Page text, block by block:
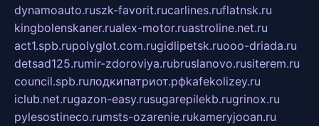
dynamoauto.ruszk-favorit.rucarlines.ruflatnsk.ru
kingbolenskaner.rualex-motor.ruastroline.net.ru
act1.spb.rupolyglot.com.rugidlipetsk.ruooo-driada.ru
detsad125.rumir-zdoroviya.rubruslanovo.rusiterem.ru
council.spb.ruлодкипатриот.рфkafekolizey.ru
iclub.net.rugazon-easy.rusugarepilekb.rugrinox.ru
pylesostineco.rumsts-ozarenie.rukameryjooan.ru